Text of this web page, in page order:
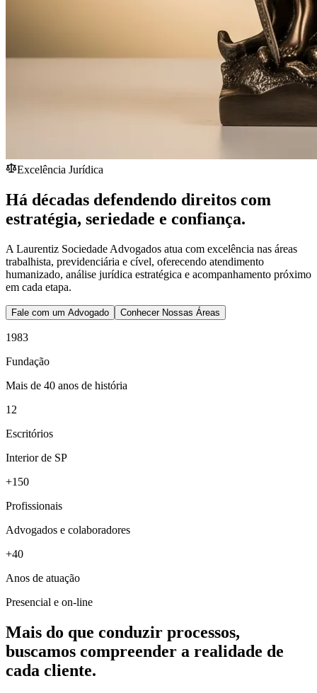
Excelência Jurídica
Há décadas defendendo direitos com
estratégia, seriedade e confiança.
A Laurentiz Sociedade Advogados atua com excelência nas áreas
trabalhista, previdenciária e cível, oferecendo atendimento
humanizado, análise jurídica estratégica e acompanhamento próximo
em cada etapa.
Fale com um Advogado Conhecer Nossas Áreas
1983
Fundação
Mais de 40 anos de história
12
Escritórios
Interior de SP
+150
Profissionais
Advogados e colaboradores
+40
Anos de atuação
Presencial e on-line
Mais do que conduzir processos,
buscamos compreender a realidade de
cada cliente.